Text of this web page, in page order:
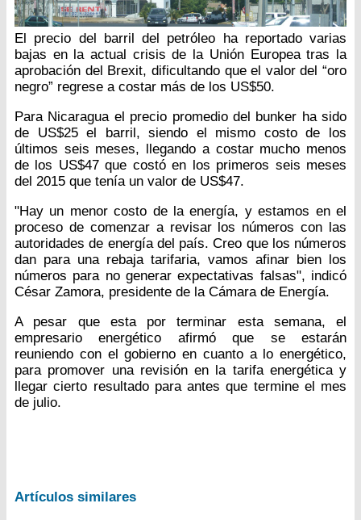
El precio del barril del petróleo ha reportado varias
bajas en la actual crisis de la Unión Europea tras la
aprobación del Brexit, dificultando que el valor del “oro
negro” regrese a costar más de los US$50.
Para Nicaragua el precio promedio del bunker ha sido
de US$25 el barril, siendo el mismo costo de los
últimos seis meses, llegando a costar mucho menos
de los US$47 que costó en los primeros seis meses
del 2015 que tenía un valor de US$47.
"Hay un menor costo de la energía, y estamos en el
proceso de comenzar a revisar los números con las
autoridades de energía del país. Creo que los números
dan para una rebaja tarifaria, vamos afinar bien los
números para no generar expectativas falsas", indicó
César Zamora, presidente de la Cámara de Energía.
A pesar que esta por terminar esta semana, el
empresario energético afirmó que se estarán
reuniendo con el gobierno en cuanto a lo energético,
para promover una revisión en la tarifa energética y
llegar cierto resultado para antes que termine el mes
de julio.
Artículos similares